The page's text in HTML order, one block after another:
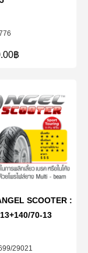
฿
29021
SCOOTER :
70-13